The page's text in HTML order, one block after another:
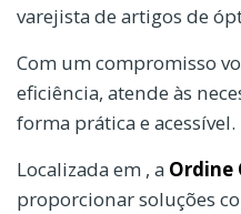
varejista de artigos de
Com um compromisso
eficiência, atende às
forma prática e acessível.
Localizada em , a Ordine
proporcionar soluções